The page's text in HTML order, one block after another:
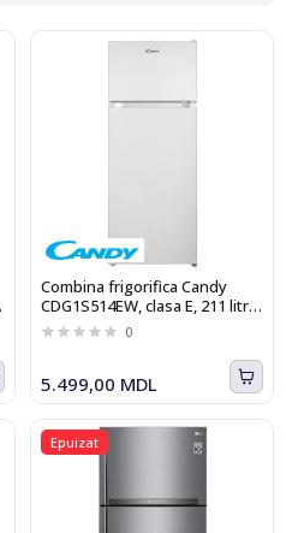
Combina frigorifica Candy
CDG1S514EW, clasa E, 211 litri,
H 143 cm, alb
0
5.499,00 MDL
Epuizat